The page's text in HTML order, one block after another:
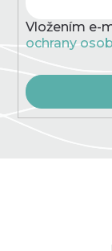
Vložením e-
ochrany